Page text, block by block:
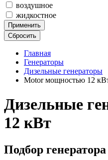
воздушное
жидкостное
Применить
Сбросить
Главная
Генераторы
Дизельные генераторы
Motor мощностью 12
Дизельные
12 кВт
Подбор генератора